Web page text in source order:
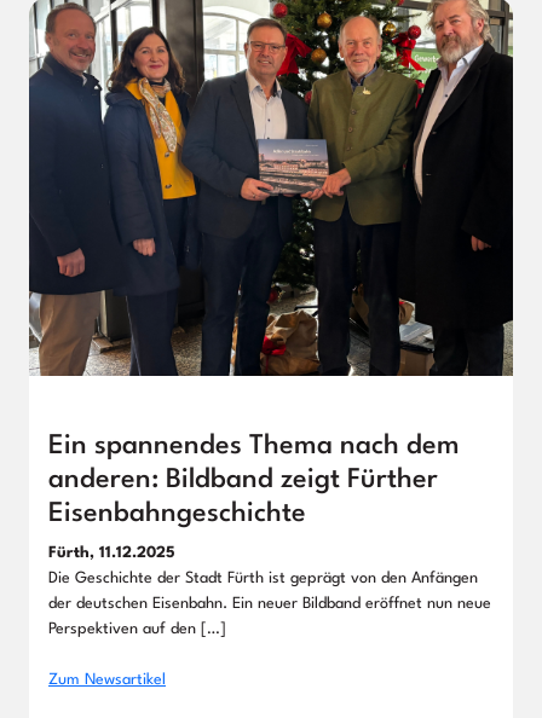
Ein spannendes Thema nach dem
anderen: Bildband zeigt Fürther
Eisenbahngeschichte
Fürth, 11.12.2025
Die Geschichte der Stadt Fürth ist geprägt von den Anfängen
der deutschen Eisenbahn. Ein neuer Bildband eröffnet nun neue
Perspektiven auf den […]
Zum Newsartikel